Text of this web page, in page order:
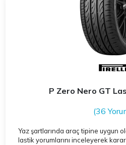
P Zero Nero GT
(36
Yaz şartlarında araç tipine uygun
lastik yorumlarını inceleyerek